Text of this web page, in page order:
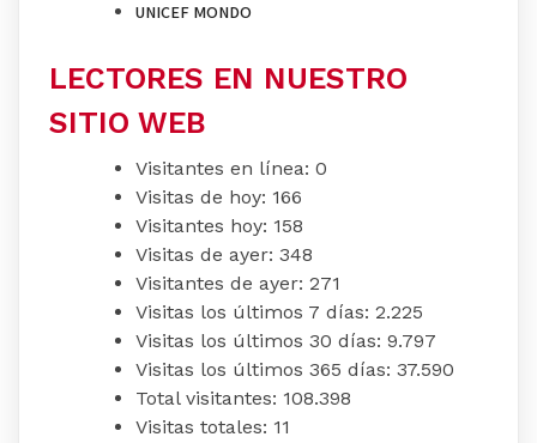
UNICEF MONDO
LECTORES EN NUESTRO
SITIO WEB
Visitantes en línea: 0
Visitas de hoy: 166
Visitantes hoy: 158
Visitas de ayer: 348
Visitantes de ayer: 271
Visitas los últimos 7 días: 2.225
Visitas los últimos 30 días: 9.797
Visitas los últimos 365 días: 37.590
Total visitantes: 108.398
Visitas totales: 11